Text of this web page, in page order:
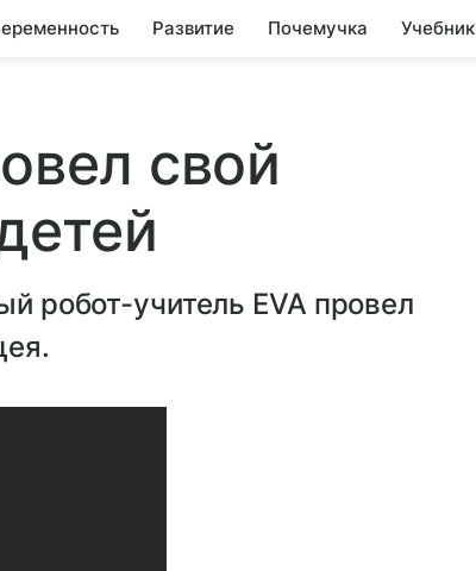
Развитие Почемучка Учебник
свой
робот-учитель EVA провел